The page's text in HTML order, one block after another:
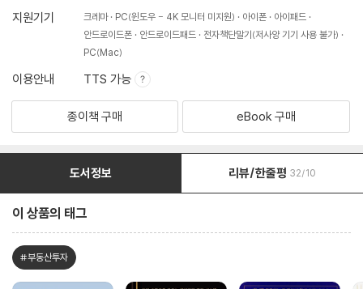
지원기기
크레마 PC(윈도우 - 4K 모니터 미지원) 아이폰
아이패드
안드로이드폰
안드로이드패드
전자책단말기(저사양 기기 사용 불가)
PC(Mac)
이용안내 TTS 가능
종이책 구매 eBook 구매
도서정보 리뷰/한줄평 32/10
이 상품의 태그
#부동산투자